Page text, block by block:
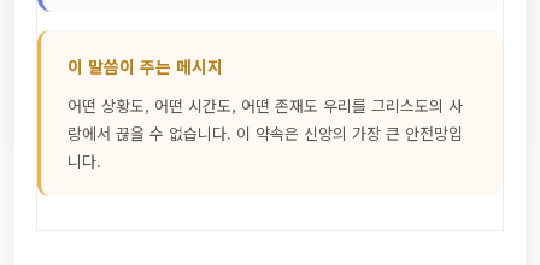
이 말씀이 주는 메시지
어떤 상황도, 어떤 시간도, 어떤 존재도 우리를 그리스도의 사
랑에서 끊을 수 없습니다. 이 약속은 신앙의 가장 큰 안전망입
니다.